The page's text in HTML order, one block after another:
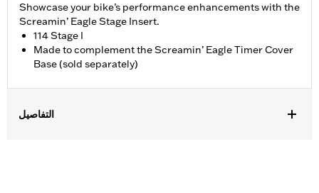
Showcase your bike’s performance enhancements with the
Screamin’ Eagle Stage Insert.
114 Stage I
Made to complement the Screamin’ Eagle Timer Cover
Base (sold separately)
التفاصيل